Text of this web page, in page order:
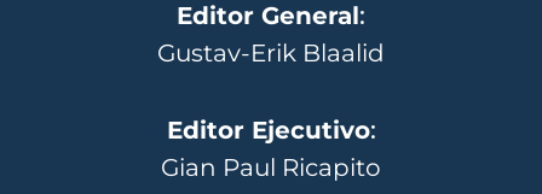
Editor General:
Gustav-Erik Blaalid
Editor Ejecutivo:
Gian Paul Ricapito